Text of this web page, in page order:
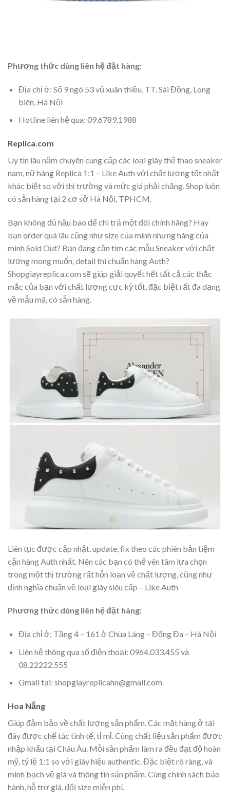
Phương thức dùng liên hệ đặt hàng:
Địa chỉ ở: Số 9 ngõ 53 vũ xuân thiều, TT. Sài Đồng, Long
biên, Hà Nội
Hotline liên hệ qua: 09.6789.1988
Replica.com
Uy tín lâu năm chuyên cung cấp các loại giày thể thao sneaker
nam, nữ hàng Replica 1:1 – Like Auth với chất lượng tốt nhất
khác biệt so với thị trường và mức giá phải chăng. Shop luôn
có sẵn hàng tại 2 cơ sở Hà Nội, TPHCM.
Bạn không đủ hầu bao để chi trả một đôi chính hãng? Hay
bạn order quá lâu cũng như size của mình nhưng hàng của
mình Sold Out? Bạn đang cần tìm các mẫu Sneaker với chất
lượng mong muốn, detail thì chuẩn hàng Auth?
Shopgiayreplica.com sẽ giúp giải quyết hết tất cả các thắc
mắc của bạn với chất lượng cực kỳ tốt, đặc biệt rất đa dạng
về mẫu mã, có sẵn hàng.
Liên tục được cập nhật, update, fix theo các phiên bản tiệm
cận hàng Auth nhất. Nên các bạn có thể yên tâm lựa chọn
trong một thị trường rất hỗn loạn về chất lượng, cũng như
định nghĩa chuẩn về loại giày siêu cấp – Like Auth
Phương thức dùng liên hệ đặt hàng:
Địa chỉ ở: Tầng 4 – 161 ở Chùa Láng – Đống Đa – Hà Nội
Liên hệ thông qua số điện thoại: 0964.033.455 và
08.22222.555
Gmail tại: shopgiayreplicahn@gmail.com
Hoa Nắng
Giúp đảm bảo về chất lượng sản phẩm. Các mặt hàng ở tại
đây được chế tác tinh tế, tỉ mỉ. Cùng chất liệu sản phẩm được
nhập khẩu tại Châu Âu. Mỗi sản phẩm làm ra đều đạt độ hoàn
mỹ, tỷ lệ 1:1 so với giày hiệu authentic. Đặc biệt rõ ràng, và
minh bạch về giá và thông tin sản phẩm. Cùng chính sách bảo
hành, hỗ trợ giá, đổi size miễn phí.